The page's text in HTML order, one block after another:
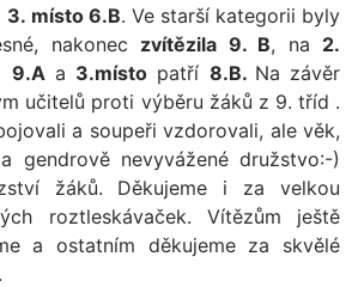
3. místo 6.B. Ve starší kategorii byly
nakonec zvítězila 9. B, na 2.
9.Aa 3.místo patří 8.B. Na závěr
učitelů proti výběru žáků z 9. tříd .
a soupeři vzdorovali, ale věk,
gendrově nevyvážené družstvo:-)
žáků. Děkujeme i za velkou
roztleskávaček. Vítězům ještě
a ostatním děkujeme za skvělé